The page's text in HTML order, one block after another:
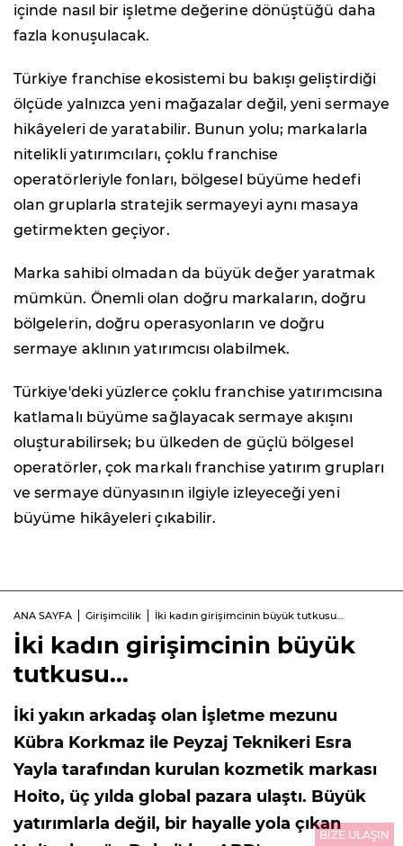
içinde nasıl bir işletme değerine dönüştüğü daha
fazla konuşulacak.
Türkiye franchise ekosistemi bu bakışı geliştirdiği
ölçüde yalnızca yeni mağazalar değil, yeni sermaye
hikâyeleri de yaratabilir. Bunun yolu; markalarla
nitelikli yatırımcıları, çoklu franchise
operatörleriyle fonları, bölgesel büyüme hedefi
olan gruplarla stratejik sermayeyi aynı masaya
getirmekten geçiyor.
Marka sahibi olmadan da büyük değer yaratmak
mümkün. Önemli olan doğru markaların, doğru
bölgelerin, doğru operasyonların ve doğru
sermaye aklının yatırımcısı olabilmek.
Türkiye'deki yüzlerce çoklu franchise yatırımcısına
katlamalı büyüme sağlayacak sermaye akışını
oluşturabilirsek; bu ülkeden de güçlü bölgesel
operatörler, çok markalı franchise yatırım grupları
ve sermaye dünyasının ilgiyle izleyeceği yeni
büyüme hikâyeleri çıkabilir.
ANA SAYFA Girişimcilik İki kadın girişimcinin büyük tutkusu…
İki kadın girişimcinin büyük
tutkusu…
İki yakın arkadaş olan İşletme mezunu
Kübra Korkmaz ile Peyzaj Teknikeri Esra
Yayla tarafından kurulan kozmetik markası
Hoito, üç yılda global pazara ulaştı. Büyük
yatırımlarla değil, bir hayalle yola çıkan
BİZE ULAŞIN